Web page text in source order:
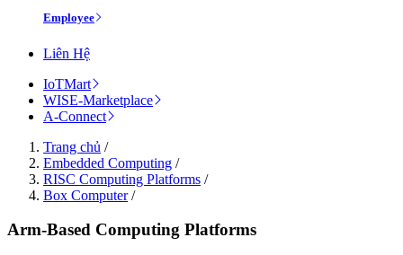
Employee
Liên Hệ
IoTMart
WISE-Marketplace
A-Connect
Trang chủ /
Embedded Computing /
RISC Computing Platforms /
Box Computer/
Arm-Based Computing Platforms